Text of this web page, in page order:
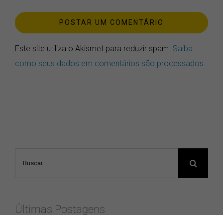
Este site utiliza o Akismet para reduzir spam. Saiba
como seus dados em comentários são processados.
Últimas Postagens